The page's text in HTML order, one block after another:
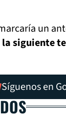
un
siguiente
Síguenos en